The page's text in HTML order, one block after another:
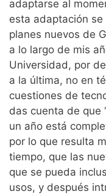
adaptarse al
esta adaptación
planes nuevos de
a lo largo de mis
Universidad, por
a la última, no en
cuestiones de
das cuenta de que
un año está
por lo que resulta
tiempo, que las
que se pueda
usos, y después